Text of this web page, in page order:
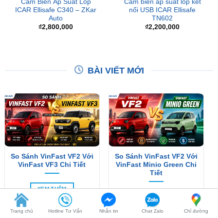
₫2,800,000
₫2,200,000
So Sánh VinFast VF2 Với
VinFast VF3 Chi Tiết
XEM THÊM
So Sánh VinFast VF2 Với
VinFast Minio Green Chi
Tiết
XEM THÊM
Trang chủ Hotline Tư Vấn Nhắn tin Chat Zalo Chỉ đường